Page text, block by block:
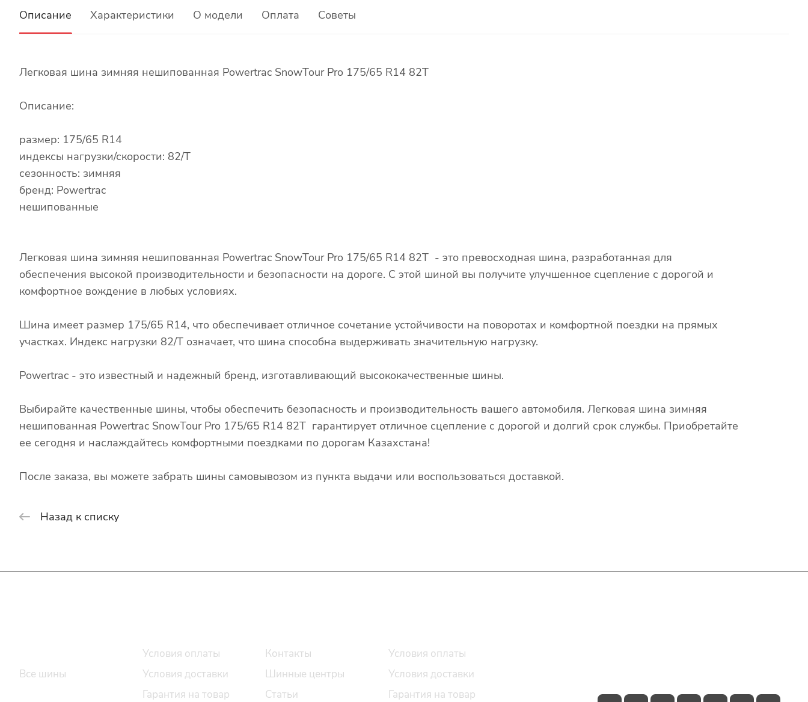
Описание Характеристики О модели Оплата Советы
Легковая шина зимняя нешипованная Powertrac SnowTour Pro 175/65 R14 82T
Описание:
размер: 175/65 R14
индексы нагрузки/скорости: 82/T
сезонность: зимняя
бренд: Powertrac
нешипованные
Легковая шина зимняя нешипованная Powertrac SnowTour Pro 175/65 R14 82T - это превосходная шина, разработанная для
обеспечения высокой производительности и безопасности на дороге. С этой шиной вы получите улучшенное сцепление с дорогой и
комфортное вождение в любых условиях.
Шина имеет размер 175/65 R14, что обеспечивает отличное сочетание устойчивости на поворотах и комфортной поездки на прямых
участках. Индекс нагрузки 82/T означает, что шина способна выдерживать значительную нагрузку.
Powertrac - это известный и надежный бренд, изготавливающий высококачественные шины.
Выбирайте качественные шины, чтобы обеспечить безопасность и производительность вашего автомобиля. Легковая шина зимняя
нешипованная Powertrac SnowTour Pro 175/65 R14 82T гарантирует отличное сцепление с дорогой и долгий срок службы. Приобретайте
ее сегодня и наслаждайтесь комфортными поездками по дорогам Казахстана!
После заказа, вы можете забрать шины самовывозом из пункта выдачи или воспользоваться доставкой.
Назад к списку
Все шины
Условия оплаты
Условия доставки
Гарантия на товар
Контакты
Шинные центры
Статьи
Условия оплаты
Условия доставки
Гарантия на товар